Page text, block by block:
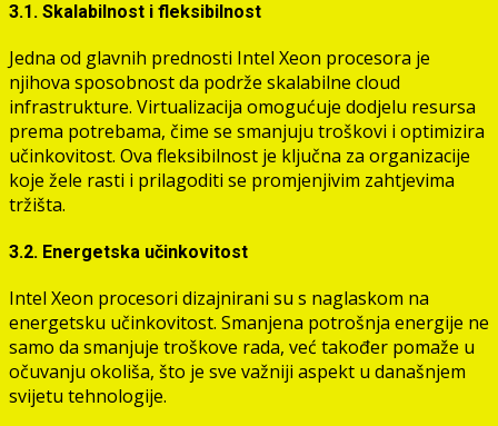
3.1. Skalabilnost i fleksibilnost
Jedna od glavnih prednosti Intel Xeon procesora je
njihova sposobnost da podrže skalabilne cloud
infrastrukture. Virtualizacija omogućuje dodjelu resursa
prema potrebama, čime se smanjuju troškovi i optimizira
učinkovitost. Ova fleksibilnost je ključna za organizacije
koje žele rasti i prilagoditi se promjenjivim zahtjevima
tržišta.
3.2. Energetska učinkovitost
Intel Xeon procesori dizajnirani su s naglaskom na
energetsku učinkovitost. Smanjena potrošnja energije ne
samo da smanjuje troškove rada, već također pomaže u
očuvanju okoliša, što je sve važniji aspekt u današnjem
svijetu tehnologije.